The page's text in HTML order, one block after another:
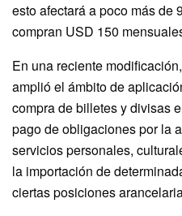
esto afectará a poco más de
compran USD 150
En una reciente
amplió el ámbito de
compra de billetes y divisas
pago de obligaciones por la
servicios personales,
la importación de
ciertas posiciones